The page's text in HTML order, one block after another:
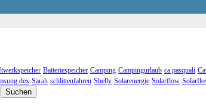
Batteriespeicher Camping Campingurlaub ca pasquali
dex Sarah schlittenfahren Shelly Solarenergie Solarflow